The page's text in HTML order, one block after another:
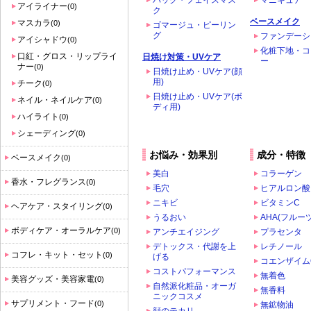
ク
ゴマージュ・ピーリン
グ
日焼け対策・UVケア
日焼け止め・UVケア(顔
用)
日焼け止め・UVケア(ボ
ディ用)
ベースメイク
ファンデー
化粧下地・
ー
お悩み・効果別
美白
毛穴
ニキビ
うるおい
アンチエイジング
デトックス・代謝を上
げる
コストパフォーマンス
自然派化粧品・オーガ
ニックコスメ
成分・特徴
コラーゲン
ヒアルロン酸
ビタミンC
AHA(フルー
プラセンタ
レチノール
コエンザイ
無着色
無香料
無鉱物油
アイライナー(0)
マスカラ(0)
アイシャドウ(0)
口紅・グロス・リップライ
ナー(0)
チーク(0)
ネイル・ネイルケア(0)
ハイライト (0)
シェーディング(0)
ベースメイク(0)
香水・フレグランス(0)
ヘアケア・スタイリング(0)
ボディケア・オーラルケア(0)
コフレ・キット・セット (0)
美容グッズ・美容家電(0)
サプリメント・フード(0)